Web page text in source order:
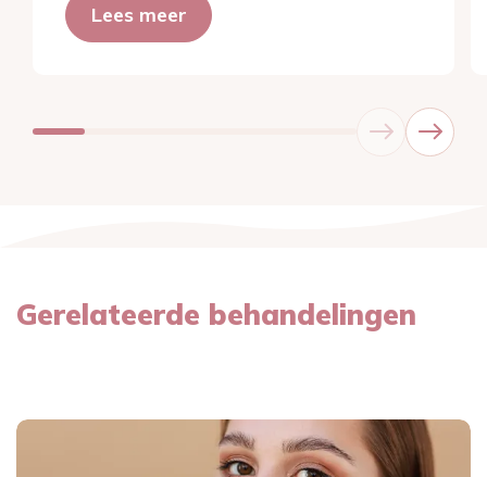
Lees meer
Gerelateerde behandelingen